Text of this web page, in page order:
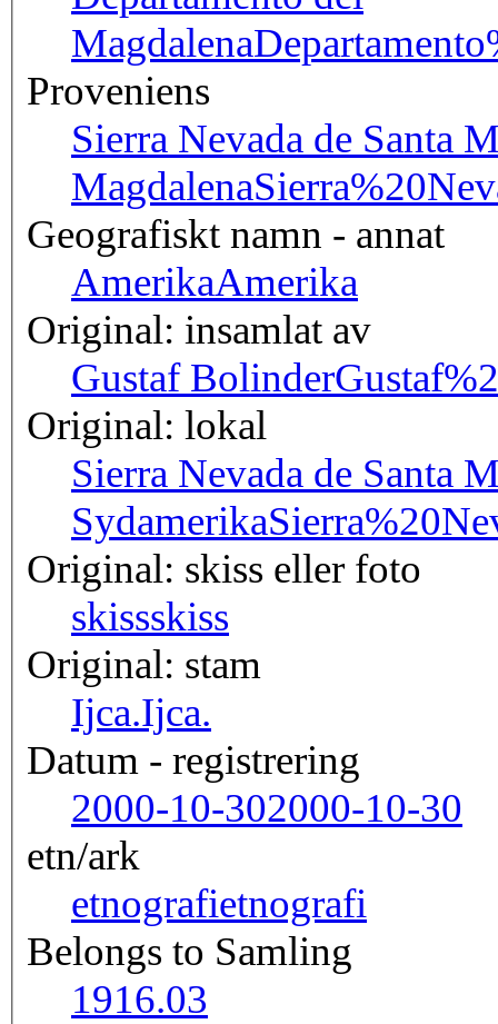
Magdalena
Proveniens
Sierra Nevada de Santa
Magdalena
Geografiskt namn - annat
AmerikaAmerika
Original: insamlat av
Gustaf Bolinder
Original: lokal
Sierra Nevada de Santa
Sydamerika
Original: skiss eller foto
skissskiss
Original: stam
Ijca.Ijca.
Datum - registrering
2000-10-302000-10-30
etn/ark
etnografietnografi
Belongs to Samling
1916.03